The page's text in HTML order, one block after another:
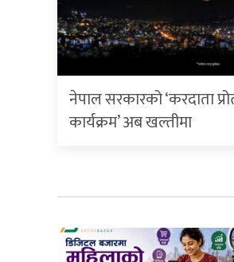
नेपाल सरकारको ‘करदाता
कार्यक्रम’ अब खल्तीमा